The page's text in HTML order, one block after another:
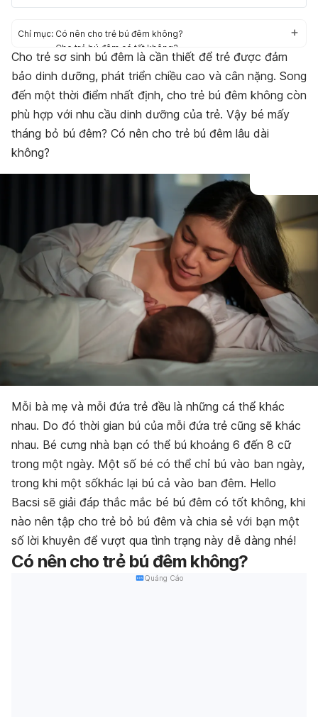
Chỉ mục: Có nên cho trẻ bú đêm không?
Cho trẻ bú đêm có tốt không?
Trẻ không bú đêm có ảnh hưởng gì?
Lời khuyên khi cho trẻ bú đêm dành cho các bà mẹ
Kết luận
Cho trẻ sơ sinh bú đêm là cần thiết để trẻ được đảm
bảo dinh dưỡng, phát triển chiều cao và cân nặng. Song
đến một thời điểm nhất định, cho trẻ bú đêm không còn
phù hợp với nhu cầu dinh dưỡng của trẻ. Vậy bé mấy
tháng bỏ bú đêm? Có nên cho trẻ bú đêm lâu dài
không?
Mỗi bà mẹ và mỗi đứa trẻ đều là những cá thể khác
nhau. Do đó thời gian bú của mỗi đứa trẻ cũng sẽ khác
nhau. Bé cưng nhà bạn có thể bú khoảng 6 đến 8 cữ
trong một ngày. Một số bé có thể chỉ bú vào ban ngày,
trong khi một sốkhác lại bú cả vào ban đêm. Hello
Bacsi sẽ giải đáp thắc mắc bé bú đêm có tốt không, khi
nào nên tập cho trẻ bỏ bú đêm và chia sẻ với bạn một
số lời khuyên để vượt qua tình trạng này dễ dàng nhé!
Có nên cho trẻ bú đêm không?
Quảng Cáo